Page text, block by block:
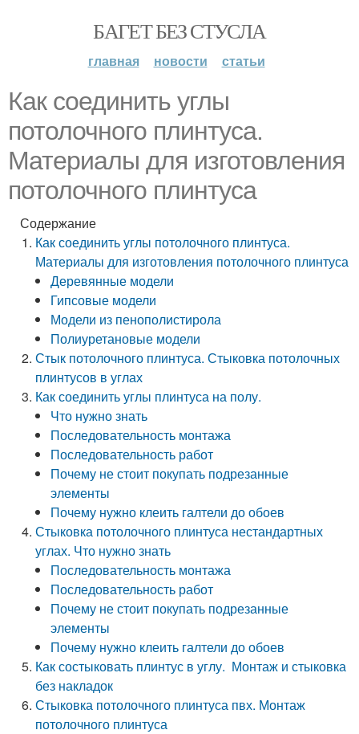
БАГЕТ БЕЗ СТУСЛА
главная новости статьи
Как соединить углы
потолочного плинтуса.
Материалы для изготовления
потолочного плинтуса
Содержание
Как соединить углы потолочного плинтуса.
Материалы для изготовления потолочного плинтуса
Деревянные модели
Гипсовые модели
Модели из пенополистирола
Полиуретановые модели
Стык потолочного плинтуса. Стыковка потолочных
плинтусов в углах
Как соединить углы плинтуса на полу.
Что нужно знать
Последовательность монтажа
Последовательность работ
Почему не стоит покупать подрезанные
элементы
Почему нужно клеить галтели до обоев
Стыковка потолочного плинтуса нестандартных
углах. Что нужно знать
Последовательность монтажа
Последовательность работ
Почему не стоит покупать подрезанные
элементы
Почему нужно клеить галтели до обоев
Как состыковать плинтус в углу. Монтаж и стыковка
без накладок
Стыковка потолочного плинтуса пвх. Монтаж
потолочного плинтуса